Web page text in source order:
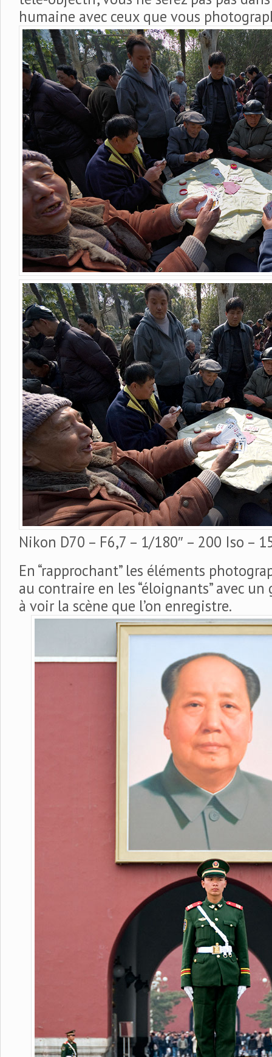
humaine avec ceux que vous
Nikon D70 – F6,7 – 1/180″ – 200 Iso –
En “rapprochant” les éléments
au contraire en les “éloignants” avec
à voir la scène que l’on enregistre.